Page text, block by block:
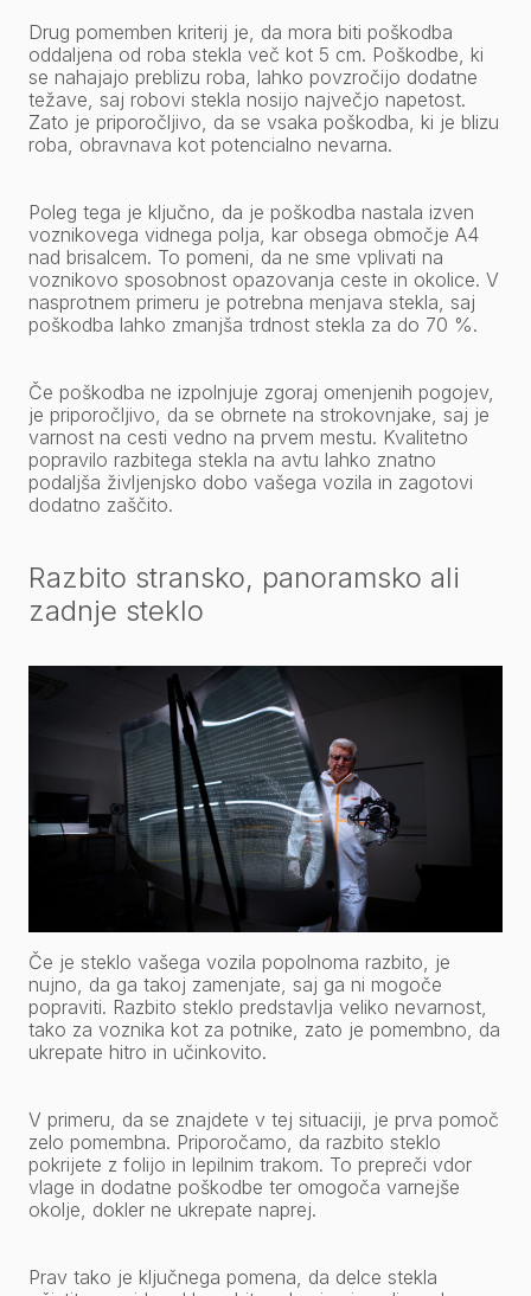
Drug pomemben kriterij je, da mora biti poškodba
oddaljena od roba stekla več kot 5 cm. Poškodbe, ki
se nahajajo preblizu roba, lahko povzročijo dodatne
težave, saj robovi stekla nosijo največjo napetost.
Zato je priporočljivo, da se vsaka poškodba, ki je blizu
roba, obravnava kot potencialno nevarna.
Poleg tega je ključno, da je poškodba nastala izven
voznikovega vidnega polja, kar obsega območje A4
nad brisalcem. To pomeni, da ne sme vplivati na
voznikovo sposobnost opazovanja ceste in okolice. V
nasprotnem primeru je potrebna menjava stekla, saj
poškodba lahko zmanjša trdnost stekla za do 70 %.
Če poškodba ne izpolnjuje zgoraj omenjenih pogojev,
je priporočljivo, da se obrnete na strokovnjake, saj je
varnost na cesti vedno na prvem mestu. Kvalitetno
popravilo razbitega stekla na avtu lahko znatno
podaljša življenjsko dobo vašega vozila in zagotovi
dodatno zaščito.
Razbito stransko, panoramsko ali
zadnje steklo
Če je steklo vašega vozila popolnoma razbito, je
nujno, da ga takoj zamenjate, saj ga ni mogoče
popraviti. Razbito steklo predstavlja veliko nevarnost,
tako za voznika kot za potnike, zato je pomembno, da
ukrepate hitro in učinkovito.
V primeru, da se znajdete v tej situaciji, je prva pomoč
zelo pomembna. Priporočamo, da razbito steklo
pokrijete z folijo in lepilnim trakom. To prepreči vdor
vlage in dodatne poškodbe ter omogoča varnejše
okolje, dokler ne ukrepate naprej.
Prav tako je ključnega pomena, da delce stekla